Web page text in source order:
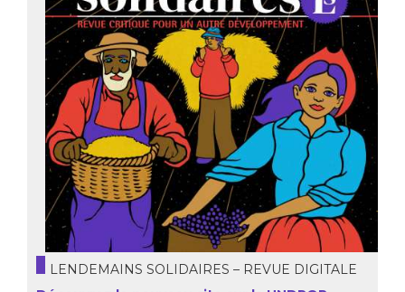
LENDEMAINS SOLIDAIRES – REVUE DIGITALE